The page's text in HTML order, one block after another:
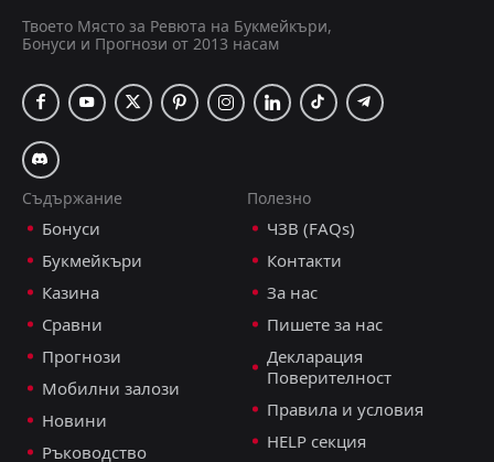
Твоето Място за Ревюта на Букмейкъри,
Бонуси и Прогнози от 2013 насам
Съдържание
Бонуси
Букмейкъри
Казина
Сравни
Прогнози
Мобилни залози
Новини
Ръководство
Полезно
ЧЗВ (FAQs)
Контакти
За нас
Пишете за нас
Декларация
Поверителност
Правила и условия
HELP секция